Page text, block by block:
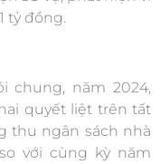
tỷ đồng.
chung, năm 2024,
quyết liệt trên tất
thu ngân sách nhà
với cùng kỳ năm